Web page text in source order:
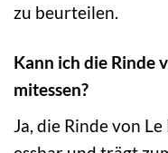
zu beurteilen.
Kann ich die Rinde
mitessen?
Ja, die Rinde von